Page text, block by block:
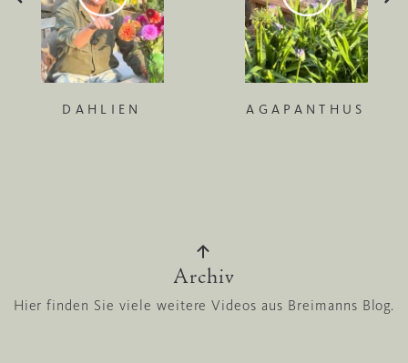
DAHLIEN
Archiv
Hier finden Sie viele weitere Videos aus Breimanns Blog.
AGAPANTHUS